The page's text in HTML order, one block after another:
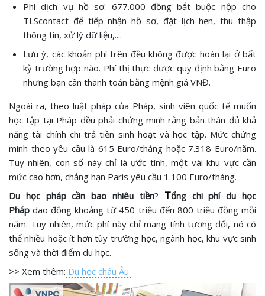
Phí dịch vụ hồ sơ: 677.000 đồng bắt buộc nộp cho
TLScontact để tiếp nhận hồ sơ, đặt lịch hẹn, thu thập
thông tin, xử lý dữ liệu,....
Lưu ý, các khoản phí trên đều không được hoàn lại ở bất
kỳ trường hợp nào. Phí thị thực được quy định bằng Euro
nhưng bạn cần thanh toán bằng mệnh giá VNĐ.
Ngoài ra, theo luật pháp của Pháp, sinh viên quốc tế muốn
học tập tại Pháp đều phải chứng minh rằng bản thân đủ khả
năng tài chính chi trả tiền sinh hoạt và học tập. Mức chứng
minh theo yêu cầu là 615 Euro/tháng hoặc 7.318 Euro/năm.
Tuy nhiên, con số này chỉ là ước tính, một vài khu vực cần
mức cao hơn, chẳng hạn Paris yêu cầu 1.100 Euro/tháng.
Du học pháp cần bao nhiêu tiền? Tổng chi phí du học
Pháp dao động khoảng từ 450 triệu đến 800 triệu đồng mỗi
năm. Tuy nhiên, mức phí này chỉ mang tính tương đối, nó có
thể nhiều hoặc ít hơn tùy trường học, ngành học, khu vực sinh
sống và thời điểm du học.
>> Xem thêm: Du học châu Âu